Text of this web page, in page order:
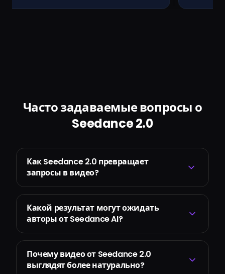
Часто задаваемые вопросы о
Seedance 2.0
Как Seedance 2.0 превращает
запросы в видео?
Какой результат могут ожидать
авторы от Seedance AI?
Почему видео от Seedance 2.0
выглядят более натурально?